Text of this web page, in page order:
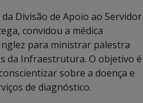
Divisão de Apoio ao Servidor
convidou a médica
para ministrar palestra
da Infraestrutura. O objetivo é
sobre a doença e
de diagnóstico.